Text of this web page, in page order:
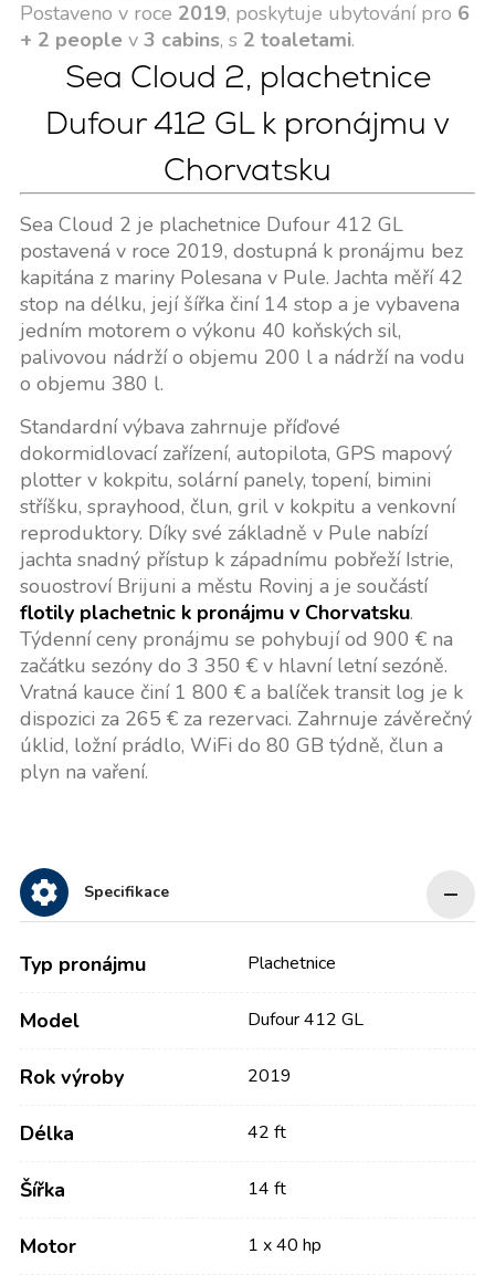
Postaveno v roce 2019, poskytuje ubytování pro 6
+ 2 people v 3 cabins, s 2 toaletami.
Sea Cloud 2, plachetnice
Dufour 412 GL k pronájmu v
Chorvatsku
Sea Cloud 2 je plachetnice Dufour 412 GL
postavená v roce 2019, dostupná k pronájmu bez
kapitána z mariny Polesana v Pule. Jachta měří 42
stop na délku, její šířka činí 14 stop a je vybavena
jedním motorem o výkonu 40 koňských sil,
palivovou nádrží o objemu 200 l a nádrží na vodu
o objemu 380 l.
Standardní výbava zahrnuje příďové
dokormidlovací zařízení, autopilota, GPS mapový
plotter v kokpitu, solární panely, topení, bimini
stříšku, sprayhood, člun, gril v kokpitu a venkovní
reproduktory. Díky své základně v Pule nabízí
jachta snadný přístup k západnímu pobřeží Istrie,
souostroví Brijuni a městu Rovinj a je součástí
flotily plachetnic k pronájmu v Chorvatsku.
Týdenní ceny pronájmu se pohybují od 900 € na
začátku sezóny do 3 350 € v hlavní letní sezóně.
Vratná kauce činí 1 800 € a balíček transit log je k
dispozici za 265 € za rezervaci. Zahrnuje závěrečný
úklid, ložní prádlo, WiFi do 80 GB týdně, člun a
plyn na vaření.
Specifikace
Typ pronájmu Plachetnice
Model Dufour 412 GL
Rok výroby 2019
Délka 42 ft
Šířka 14 ft
Motor 1 x 40 hp